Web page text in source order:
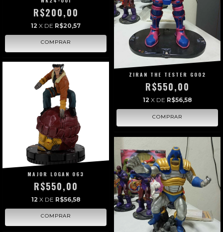
R$200,00
12 X DE R$20,57
MAJOR LOGAN 063
R$550,00
12 X DE R$56,58
ZIRAN THE TESTER G002
R$550,00
12 X DE R$56,58